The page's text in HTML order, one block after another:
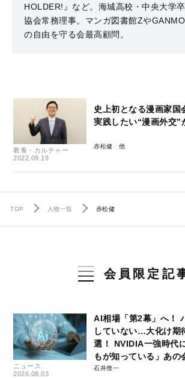
HOLDER!』など。海城高校・中央大学
協会常務理事。マンガ図書館Zや
の自由を守る会最高顧問。
教養・カルチャー
2022.09.19
史上初となる漫画家国
実践したい“漫画外交”
赤松健
TOP 人物一覧 赤松健
会員限定記
ニュース
2026.08.03
AI相場「第2幕」へ！
していない…大化け期
選！ NVIDIA一強時代
もが知っている」あの
石井僚一